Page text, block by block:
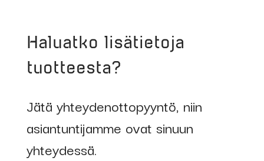
Haluatko lisätietoja
tuotteesta?
Jätä yhteydenottopyyntö, niin
asiantuntijamme ovat sinuun
yhteydessä.